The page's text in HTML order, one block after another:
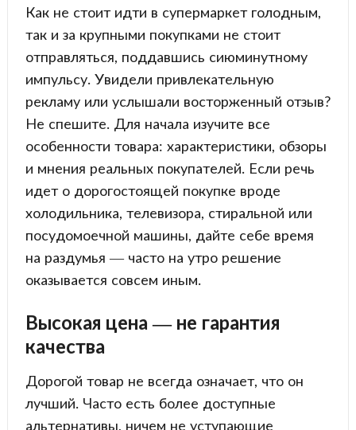
Как не стоит идти в супермаркет голодным,
так и за крупными покупками не стоит
отправляться, поддавшись сиюминутному
импульсу. Увидели привлекательную
рекламу или услышали восторженный отзыв?
Не спешите. Для начала изучите все
особенности товара: характеристики, обзоры
и мнения реальных покупателей. Если речь
идет о дорогостоящей покупке вроде
холодильника, телевизора, стиральной или
посудомоечной машины, дайте себе время
на раздумья — часто на утро решение
оказывается совсем иным.
Высокая цена — не гарантия
качества
Дорогой товар не всегда означает, что он
лучший. Часто есть более доступные
альтернативы, ничем не уступающие